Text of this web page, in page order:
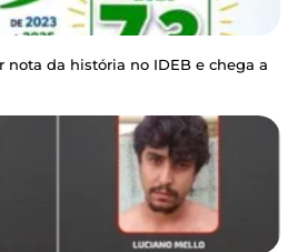
nota da história no IDEB e chega a